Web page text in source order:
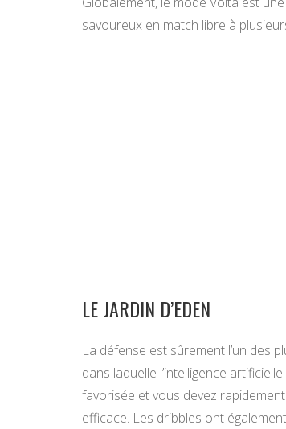
savoureux en match libre à
LE JARDIN D’EDEN
La défense est sûrement l’un des
dans laquelle l’intelligence
favorisée et vous devez
efficace. Les dribbles ont